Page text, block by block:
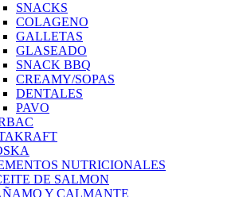
SNACKS
COLAGENO
GALLETAS
GLASEADO
SNACK BBQ
CREAMY/SOPAS
DENTALES
PAVO
NUTRICIONALES
DE SALMON
Y CALMANTE